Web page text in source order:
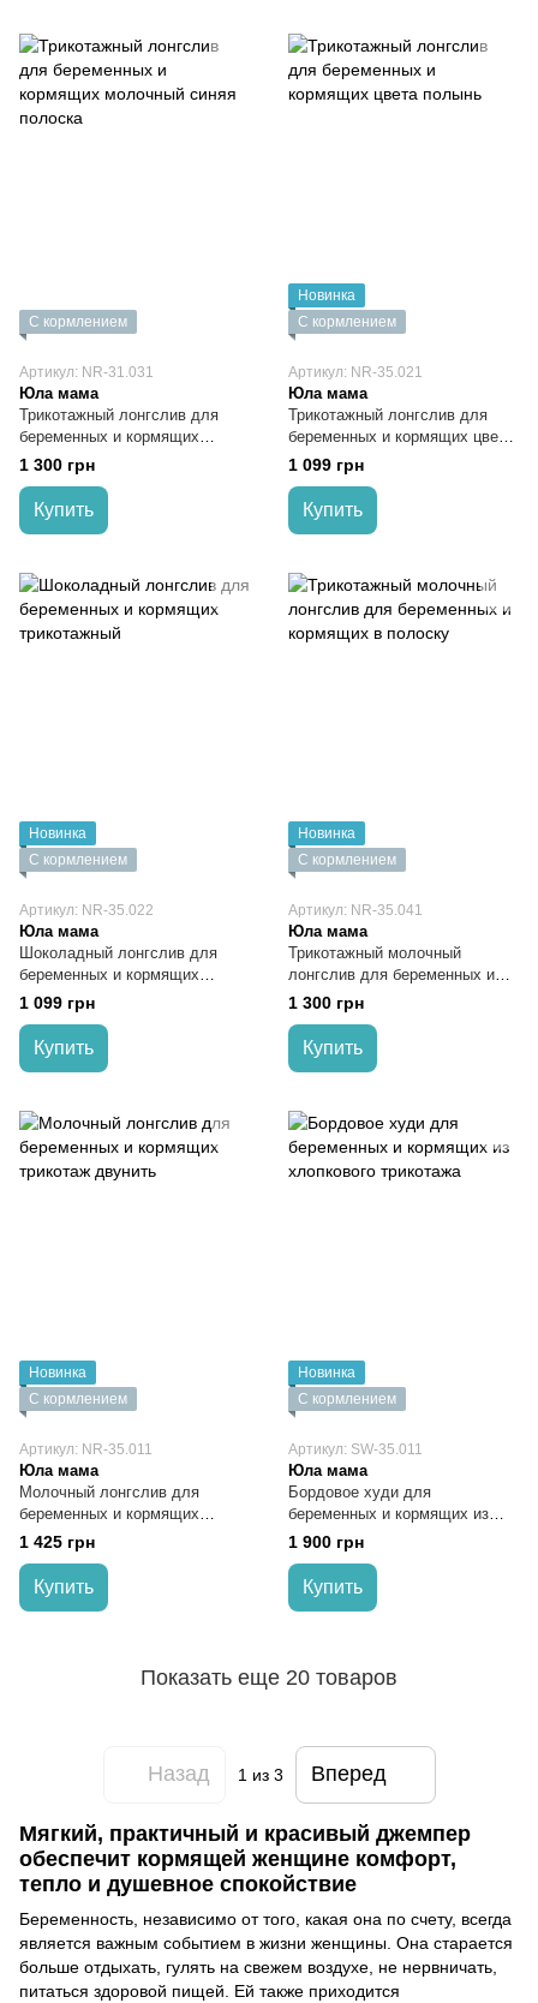
С кормлением
Артикул: NR-31.031
Юла мама
Трикотажный лонгслив для
беременных и кормящих
молочный синяя полоска
1 300 грн
Купить
Новинка
С кормлением
Артикул: NR-35.021
Юла мама
Трикотажный лонгслив для
беременных и кормящих цвета
полынь
1 099 грн
Купить
Новинка
С кормлением
Артикул: NR-35.022
Юла мама
Шоколадный лонгслив для
беременных и кормящих
трикотажный
1 099 грн
Купить
Новинка
С кормлением
Артикул: NR-35.041
Юла мама
Трикотажный молочный
лонгслив для беременных и
кормящих в полоску
1 300 грн
Купить
Новинка
С кормлением
Артикул: NR-35.011
Юла мама
Молочный лонгслив для
беременных и кормящих
трикотаж двунить
1 425 грн
Купить
Новинка
С кормлением
Артикул: SW-35.011
Юла мама
Бордовое худи для
беременных и кормящих из
хлопкового трикотажа
1 900 грн
Купить
Показать еще 20 товаров
Назад 1 из 3 Вперед
Мягкий, практичный и красивый джемпер
обеспечит кормящей женщине комфорт,
тепло и душевное спокойствие
Беременность, независимо от того, какая она по счету, всегда
является важным событием в жизни женщины. Она старается
больше отдыхать, гулять на свежем воздухе, не нервничать,
питаться здоровой пищей. Ей также приходится